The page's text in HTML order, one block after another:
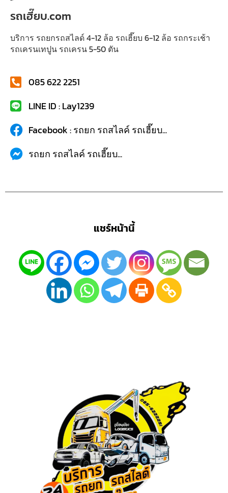
รถเฮี๊ยบ.com
บริการ รถยกรถสไลด์ 4-12 ล้อ รถเฮี๊ยบ 6-12 ล้อ รถกระเช้า
รถเครนเทปูน รถเครน 5-50 ตัน
085 622 2251
LINE ID : Lay1239
Facebook : รถยก รถสไลค์ รถเฮี๊ยบ...
รถยก รถสไลค์ รถเฮี๊ยบ...
แชร์หน้านี้